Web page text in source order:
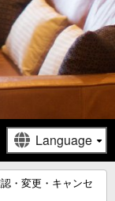
・変更・キャンセ